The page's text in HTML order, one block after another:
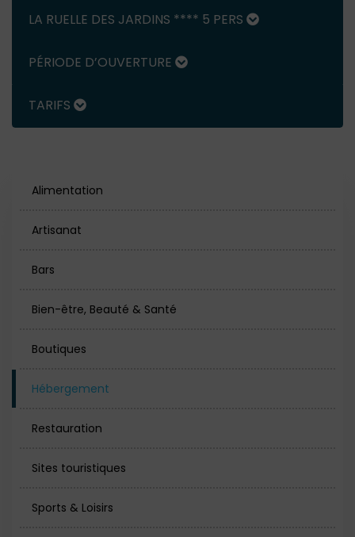
LA RUELLE DES JARDINS **** 5 PERS
PÉRIODE D’OUVERTURE
TARIFS
Alimentation
Artisanat
Bars
Bien-être, Beauté & Santé
Boutiques
Hébergement
Restauration
Sites touristiques
Sports & Loisirs